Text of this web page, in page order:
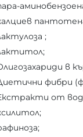
;
в
фибри
от